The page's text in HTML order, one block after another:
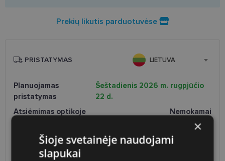
Prekių likutis parduotuvėse
PRISTATYMAS LIETUVA
Planuojamas
pristatymas
Šeštadienis 2026 m. rugpjūčio
22 d.
Atsiėmimas optikoje
Nemokamai
Nemokamai
LP Express paštomatai
Nemokamai
DPD paštomatai
Nemokamai
Omniva paštomatai
×
Šioje svetainėje naudojami
slapukai